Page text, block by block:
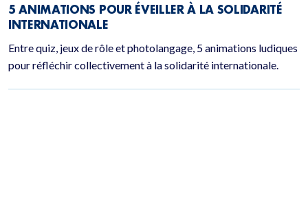
5 ANIMATIONS POUR ÉVEILLER À LA SOLIDARITÉ
INTERNATIONALE
Entre quiz, jeux de rôle et photolangage, 5 animations ludiques
pour réfléchir collectivement à la solidarité internationale.